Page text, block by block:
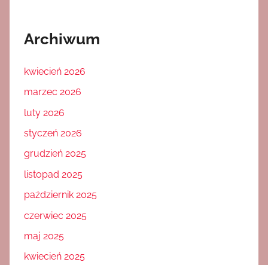
Archiwum
kwiecień 2026
marzec 2026
luty 2026
styczeń 2026
grudzień 2025
listopad 2025
październik 2025
czerwiec 2025
maj 2025
kwiecień 2025